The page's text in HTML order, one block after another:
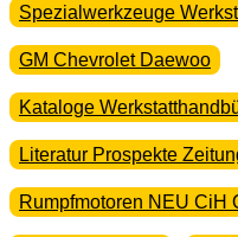
Spezialwerkzeuge
GM Chevrolet Daewoo
Kataloge
Literatur Prospekte
Rumpfmotoren NEU CiH